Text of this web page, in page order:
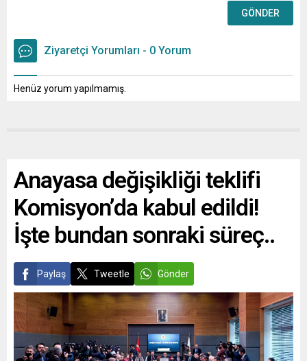
Ziyaretçi Yorumları - 0 Yorum
Henüz yorum yapılmamış.
Anayasa değişikliği teklifi
Komisyon’da kabul edildi!
İşte bundan sonraki süreç..
Paylaş Tweetle Gönder